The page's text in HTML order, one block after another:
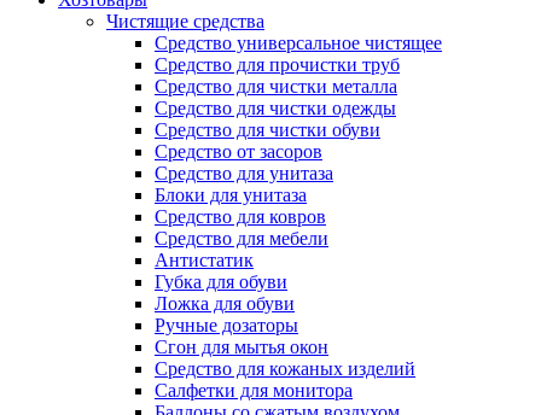
Чистящие средства
Средство универсальное чистящее
Средство для прочистки труб
Средство для чистки металла
Средство для чистки одежды
Средство для чистки обуви
Средство от засоров
Средство для унитаза
Блоки для унитаза
Средство для ковров
Средство для мебели
Антистатик
Губка для обуви
Ложка для обуви
Ручные дозаторы
Сгон для мытья окон
Средство для кожаных изделий
Салфетки для монитора